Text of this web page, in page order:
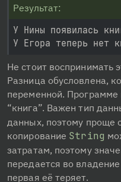
Результат:
У Нины появилась
Не стоит воспринимать
Разница обусловлена,
переменной. Программе
“книга”. Важен тип
данных, поэтому проще
копирование String
затратам, поэтому
передается во
первая её теряет.